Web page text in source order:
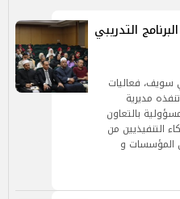
التدريبي
فعاليات
مديرية
بالتعاون
التنفيذيين من
المؤسسات و